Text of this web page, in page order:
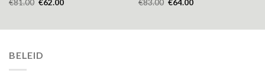
€81.00 €62.00
€83.00 €64.00
BELEID